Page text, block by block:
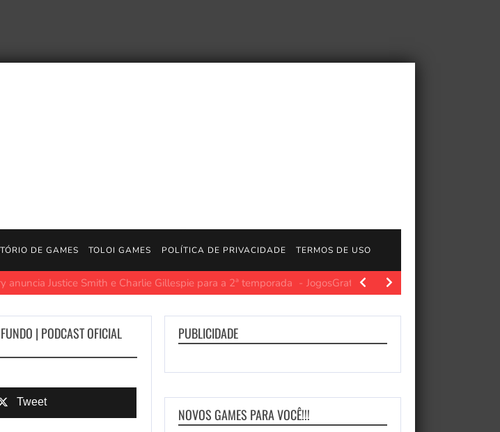
DE GAMES TOLOI GAMES POLÍTICA DE PRIVACIDADE TERMOS DE USO
Justice Smith e Charlie Gillespie para a 2ª temporada JogosGratisFun. A aguardada segunda temporada
| PODCAST OFICIAL
Tweet
PUBLICIDADE
NOVOS GAMES PARA VOCÊ!!!